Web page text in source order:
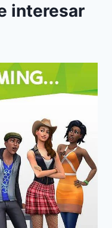
interesar